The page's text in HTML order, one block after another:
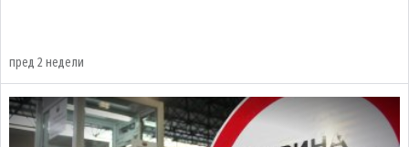
пред 2 недели